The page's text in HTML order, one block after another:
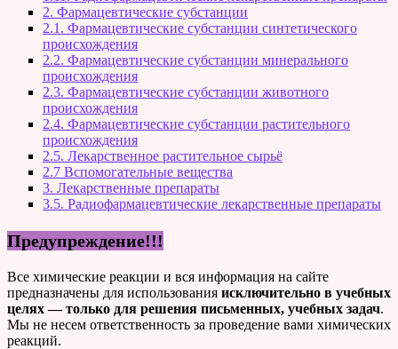
2. Фармацевтические субстанции
2.1. Фармацевтические субстанции синтетического
происхождения
2.2. Фармацевтические субстанции минерального
происхождения
2.3. Фармацевтические субстанции животного
происхождения
2.4. Фармацевтические субстанции растительного
происхождения
2.5. Лекарственное растительное сырьё
2.7 Вспомогательные вещества
3. Лекарственные препараты
3.5. Радиофармацевтические лекарственные препараты
Предупреждение!!!
Все химические реакции и вся информация на сайте
предназначены для использования исключительно в учебных
целях — только для решения письменных, учебных задач.
Мы не несем ответственность за проведение вами химических
реакций.